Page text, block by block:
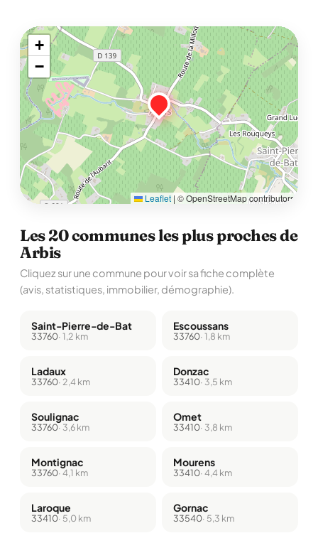
+
−
Leaflet | © OpenStreetMap contributors
Les 20 communes les plus proches de
Arbis
Cliquez sur une commune pour voir sa fiche complète
(avis, statistiques, immobilier, démographie).
Saint-Pierre-de-Bat
33760· 1,2 km
Escoussans
33760· 1,8 km
Ladaux
33760· 2,4 km
Donzac
33410· 3,5 km
Soulignac
33760· 3,6 km
Omet
33410· 3,8 km
Montignac
33760· 4,1 km
Mourens
33410· 4,4 km
Laroque
33410· 5,0 km
Gornac
33540· 5,3 km